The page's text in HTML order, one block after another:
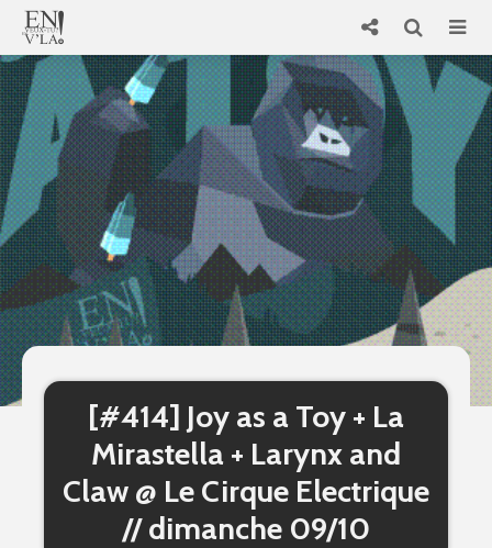
[#414] Joy as a Toy + La
Mirastella + Larynx and
Claw @ Le Cirque Electrique
// dimanche 09/10